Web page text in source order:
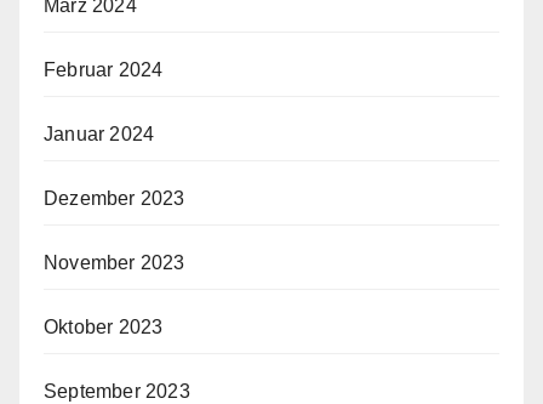
März 2024
Februar 2024
Januar 2024
Dezember 2023
November 2023
Oktober 2023
September 2023